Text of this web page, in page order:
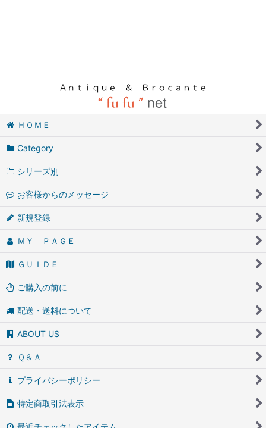
ＨＯＭＥ
Category
シリーズ別
お客様からのメッセージ
新規登録
ＭＹ ＰＡＧＥ
ＧＵＩＤＥ
ご購入の前に
配送・送料について
ABOUT US
Ｑ＆Ａ
プライバシーポリシー
特定商取引法表示